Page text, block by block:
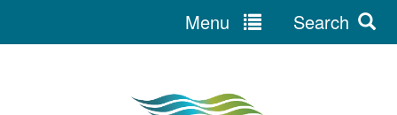
Menu Search